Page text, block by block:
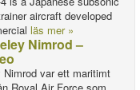
aircraft developed
läs mer »
Nimrod –
Nimrod var ett maritimt